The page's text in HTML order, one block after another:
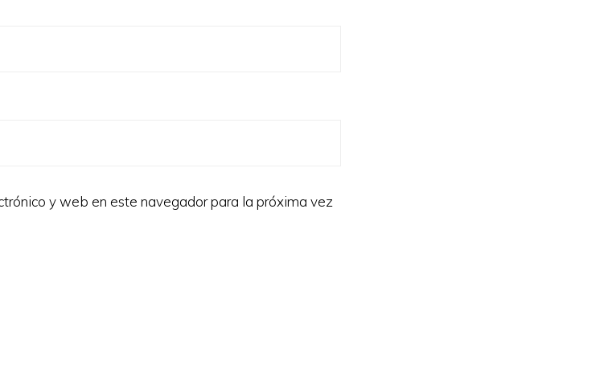
y web en este navegador para la próxima vez